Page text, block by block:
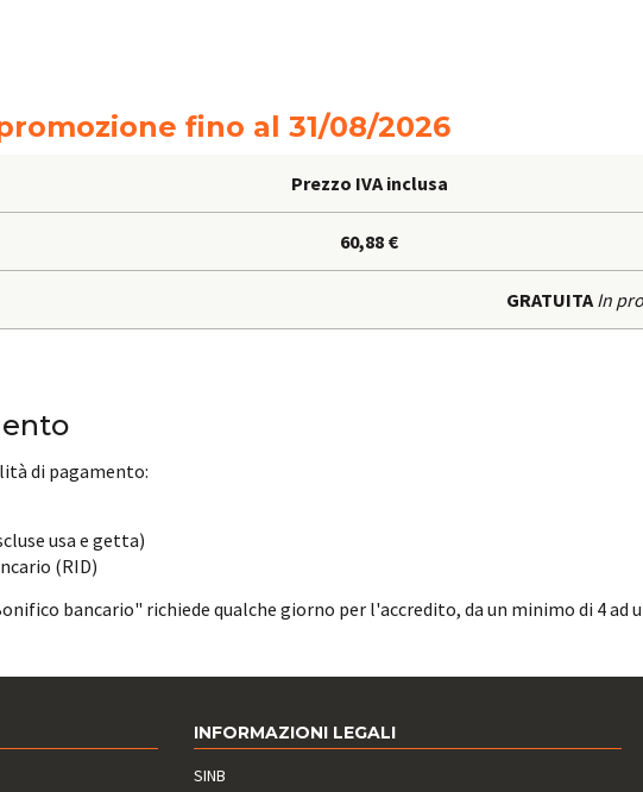
fino al 31/08/2026
Prezzo IVA inclusa
60,88 €
GRATUITA In
di pagamento:
usa e getta)
(RID)
bancario" richiede qualche giorno per l'accredito, da un minimo di 4 ad
INFORMAZIONI LEGALI
SINB